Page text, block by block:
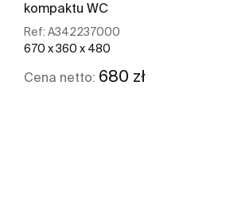
kompaktu WC
Ref: A342237000
670 x 360 x 480
Cena netto: 680 zł